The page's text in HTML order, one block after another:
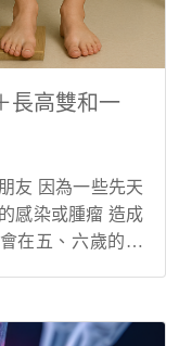
長高雙和一
友 因為一些先天
感染或腫瘤 造成
在五、六歲的時